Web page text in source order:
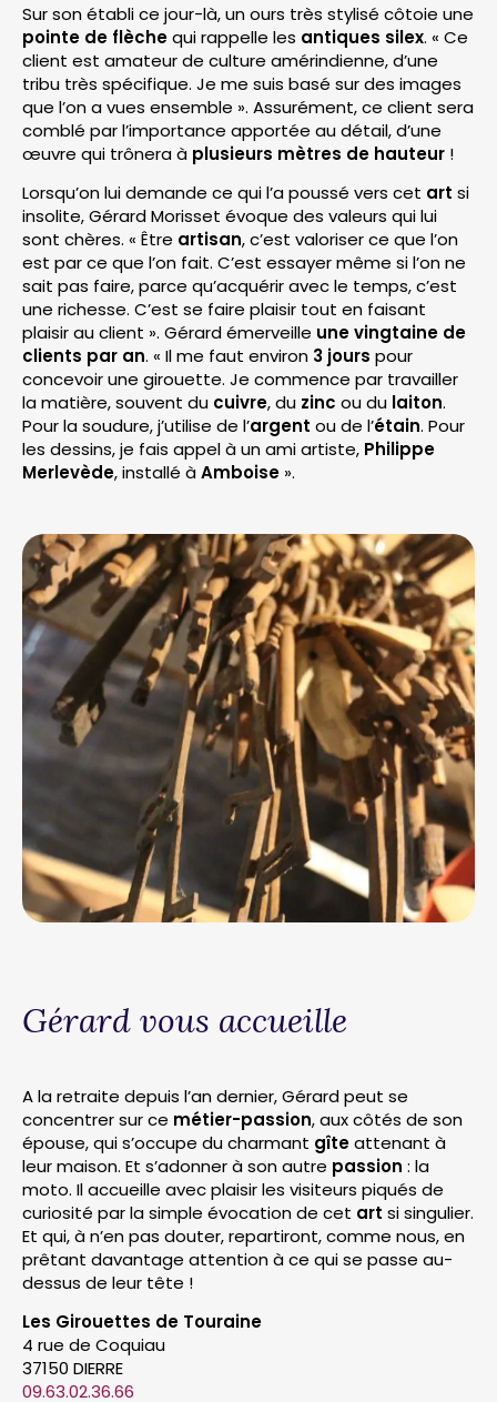
Sur son établi ce jour-là, un ours très stylisé côtoie une
pointe de flèchequi rappelle les antiques silex. « Ce
client est amateur de culture amérindienne, d’une
tribu très spécifique. Je me suis basé sur des images
que l’on a vues ensemble ». Assurément, ce client sera
comblé par l’importance apportée au détail, d’une
œuvre qui trônera à plusieurs mètres de hauteur !
Lorsqu’on lui demande ce qui l’a poussé vers cet art si
insolite, Gérard Morisset évoque des valeurs qui lui
sont chères. « Être artisan, c’est valoriser ce que l’on
est par ce que l’on fait. C’est essayer même si l’on ne
sait pas faire, parce qu’acquérir avec le temps, c’est
une richesse. C’est se faire plaisir tout en faisant
plaisir au client ». Gérard émerveille une vingtaine de
clients par an. « Il me faut environ 3 jours pour
concevoir une girouette. Je commence par travailler
la matière, souvent du cuivre, du zinc ou du laiton.
Pour la soudure, j’utilise de l’argent ou de l’étain. Pour
les dessins, je fais appel à un ami artiste, Philippe
Merlevède, installé àAmboise ».
Gérard vous accueille
A la retraite depuis l’an dernier, Gérard peut se
concentrer sur ce métier-passion, aux côtés de son
épouse, qui s’occupe du charmant gîteattenant à
leur maison. Et s’adonner à son autre passion : la
moto. Il accueille avec plaisir les visiteurs piqués de
curiosité par la simple évocation de cet art si singulier.
Et qui, à n’en pas douter, repartiront, comme nous, en
prêtant davantage attention à ce qui se passe au-
dessus de leur tête !
Les Girouettes de Touraine
4 rue de Coquiau
37150 DIERRE
09.63.02.36.66